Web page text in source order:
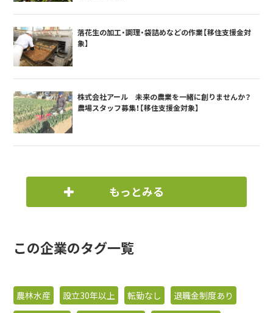
落花生の加工・調理・袋詰めなどの作業【移住支援金対
象】
株式会社アール 未来の農業を一緒に創りませんか？
農場スタッフ募集！【移住支援金対象】
もっとみる
この企業のタグ一覧
農林水産 設立30年以上 転勤なし
退職金制度あり